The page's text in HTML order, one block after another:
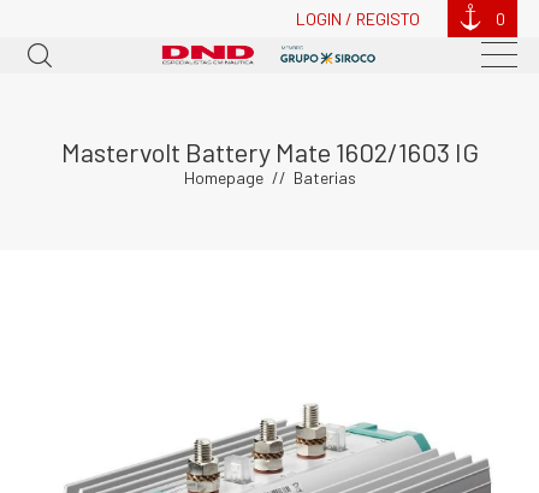
LOGIN / REGISTO 0
Mastervolt Battery Mate 1602/1603 IG
Homepage Baterias